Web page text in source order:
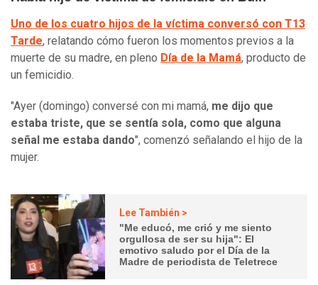
Uno de los cuatro hijos de la víctima conversó con T13
Tarde, relatando cómo fueron los momentos previos a la
muerte de su madre, en pleno Día de la Mamá, producto de
un femicidio.
"Ayer (domingo) conversé con mi mamá, me dijo que
estaba triste, que se sentía sola, como que alguna
señal me estaba dando", comenzó señalando el hijo de la
mujer.
Lee También >
"Me educó, me crió y me siento
orgullosa de ser su hija": El
emotivo saludo por el Día de la
Madre de periodista de Teletrece